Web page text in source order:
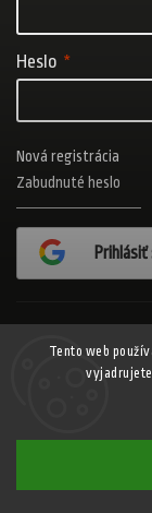
Tento web
Heslo
Nová registrácia
Zabudnuté heslo
Prihlásiť